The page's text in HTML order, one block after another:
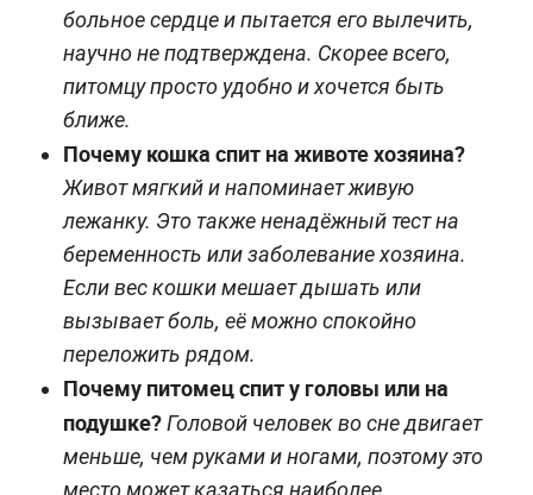
больное сердце и пытается его вылечить,
научно не подтверждена. Скорее всего,
питомцу просто удобно и хочется быть
ближе.
Почему кошка спит на животе хозяина?
Живот мягкий и напоминает живую
лежанку. Это также ненадёжный тест на
беременность или заболевание хозяина.
Если вес кошки мешает дышать или
вызывает боль, её можно спокойно
переложить рядом.
Почему питомец спит у головы или на
подушке?Головой человек во сне двигает
меньше, чем руками и ногами, поэтому это
место может казаться наиболее